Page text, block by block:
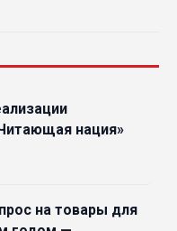
нация»
на товары для